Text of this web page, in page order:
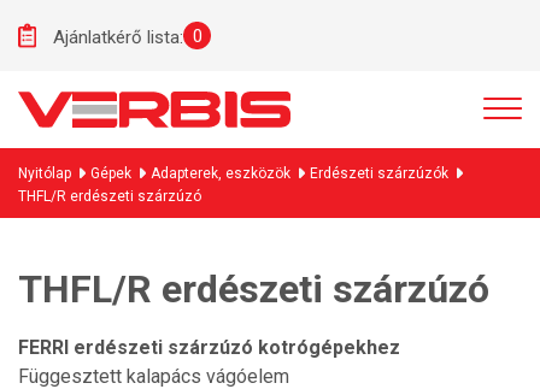
Ajánlatkérő lista: 0
Nyitólap Gépek Adapterek, eszközök
Erdészeti szárzúzók
THFL/R erdészeti szárzúzó
THFL/R erdészeti szárzúzó
FERRI erdészeti szárzúzó kotrógépekhez
Függesztett kalapács vágóelem